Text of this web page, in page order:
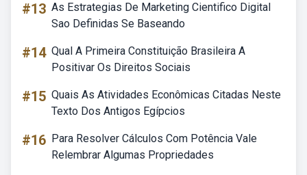
#13 As Estrategias De Marketing Cientifico Digital
Sao Definidas Se Baseando
#14 Qual A Primeira Constituição Brasileira A
Positivar Os Direitos Sociais
#15 Quais As Atividades Econômicas Citadas Neste
Texto Dos Antigos Egípcios
#16 Para Resolver Cálculos Com Potência Vale
Relembrar Algumas Propriedades